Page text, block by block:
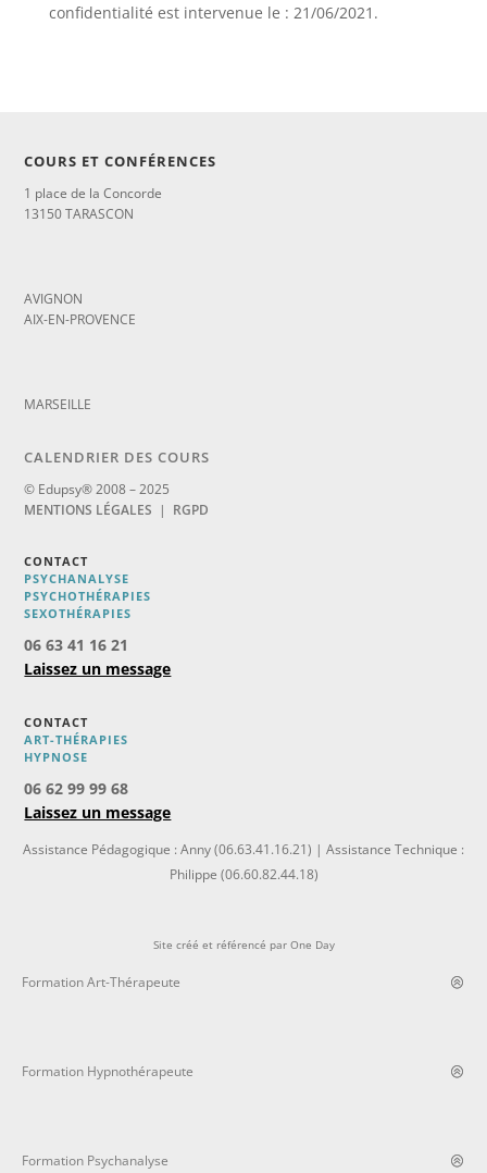
confidentialité est intervenue le : 21/06/2021.
COURS ET CONFÉRENCES
1 place de la Concorde
13150 TARASCON
AVIGNON
AIX-EN-PROVENCE
MARSEILLE
CALENDRIER DES COURS
© Edupsy® 2008 – 2025
MENTIONS LÉGALES | RGPD
CONTACT
PSYCHANALYSE
PSYCHOTHÉRAPIES
SEXOTHÉRAPIES
06 63 41 16 21
Laissez un message
CONTACT
ART-THÉRAPIES
HYPNOSE
06 62 99 99 68
Laissez un message
Assistance Pédagogique : Anny (06.63.41.16.21) | Assistance Technique :
Philippe (06.60.82.44.18)
Site créé et référencé par One Day
Formation Art-Thérapeute
Formation Hypnothérapeute
Formation Psychanalyse